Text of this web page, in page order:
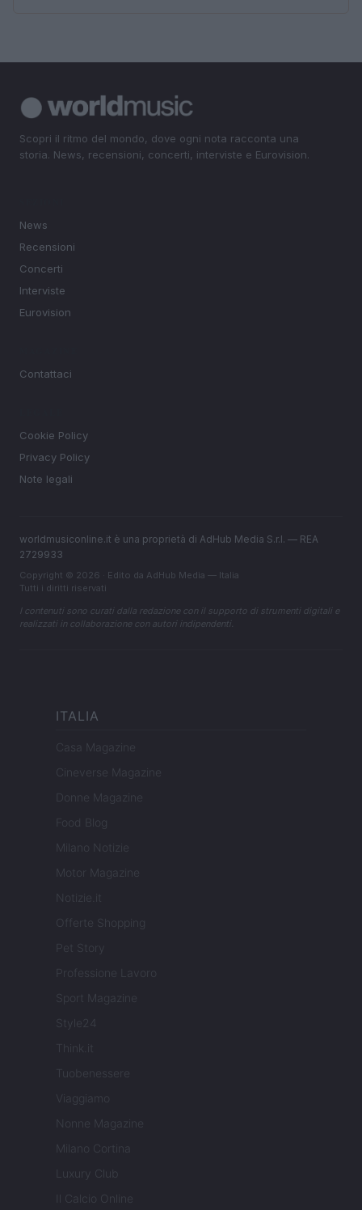
Scopri il ritmo del mondo, dove ogni nota racconta una
storia. News, recensioni, concerti, interviste e Eurovision.
News
Recensioni
Concerti
Interviste
Eurovision
Contattaci
Cookie Policy
Privacy Policy
Note legali
worldmusiconline.it è una proprietà di AdHub Media S.r.l. — REA
2729933
Copyright © 2026 · Edito da AdHub Media — Italia
Tutti i diritti riservati
I contenuti sono curati dalla redazione con il supporto di strumenti digitali e
realizzati in collaborazione con autori indipendenti.
ITALIA
Casa Magazine
Cineverse Magazine
Donne Magazine
Food Blog
Milano Notizie
Motor Magazine
Notizie.it
Offerte Shopping
Pet Story
Professione Lavoro
Sport Magazine
Style24
Think.it
Tuobenessere
Viaggiamo
Nonne Magazine
Milano Cortina
Luxury Club
Il Calcio Online